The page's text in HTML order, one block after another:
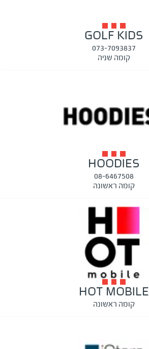
GOLF KIDS
073-7093837
קומה שניה
HOODIES
08-6467508
קומה ראשונה
HOT MOBILE
קומה ראשונה